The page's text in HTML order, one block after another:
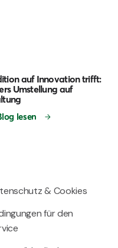
auf Innovation trifft:
Umstellung auf
lesen
& Cookies
für den